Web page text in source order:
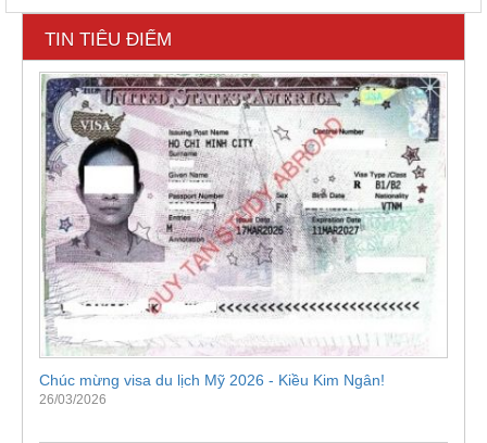
TIN TIÊU ĐIỂM
Chúc mừng visa du lịch Mỹ 2026 - Kiều Kim Ngân!
26/03/2026